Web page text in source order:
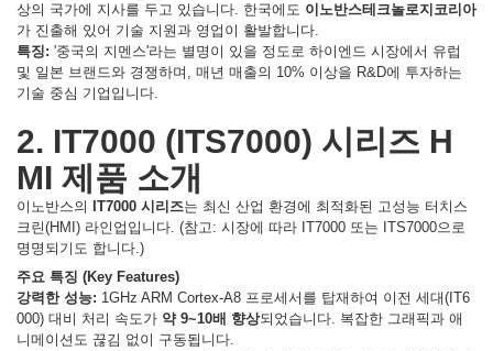
상의 국가에 지사를 두고 있습니다. 한국에도 이노반스테크놀로지코리아
가 진출해 있어 기술 지원과 영업이 활발합니다.
특징: '중국의 지멘스'라는 별명이 있을 정도로 하이엔드 시장에서 유럽
및 일본 브랜드와 경쟁하며, 매년 매출의 10% 이상을 R&D에 투자하는
기술 중심 기업입니다.
2. IT7000 (ITS7000) 시리즈 H
MI 제품 소개
이노반스의 IT7000 시리즈는 최신 산업 환경에 최적화된 고성능 터치스
크린(HMI) 라인업입니다. (참고: 시장에 따라 IT7000 또는 ITS7000으로
명명되기도 합니다.)
주요 특징 (Key Features)
강력한 성능: 1GHz ARM Cortex-A8 프로세서를 탑재하여 이전 세대(IT6
000) 대비 처리 속도가 약 9~10배 향상되었습니다. 복잡한 그래픽과 애
니메이션도 끊김 없이 구동됩니다.